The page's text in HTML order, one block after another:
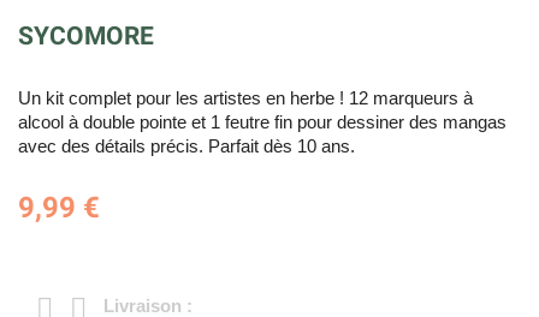
SYCOMORE
Un kit complet pour les artistes en herbe ! 12 marqueurs à
alcool à double pointe et 1 feutre fin pour dessiner des mangas
avec des détails précis. Parfait dès 10 ans.
9,99 €
Livraison :